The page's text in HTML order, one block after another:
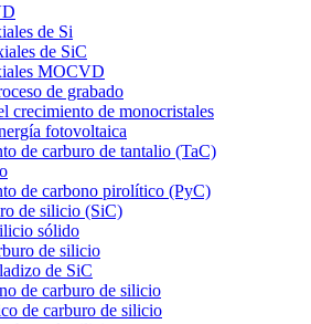
de Si
de SiC
MOCVD
de grabado
crecimiento de monocristales
fotovoltaica
de carburo de tantalio (TaC)
de carbono pirolítico (PyC)
de silicio (SiC)
sólido
de silicio
de SiC
de carburo de silicio
de carburo de silicio